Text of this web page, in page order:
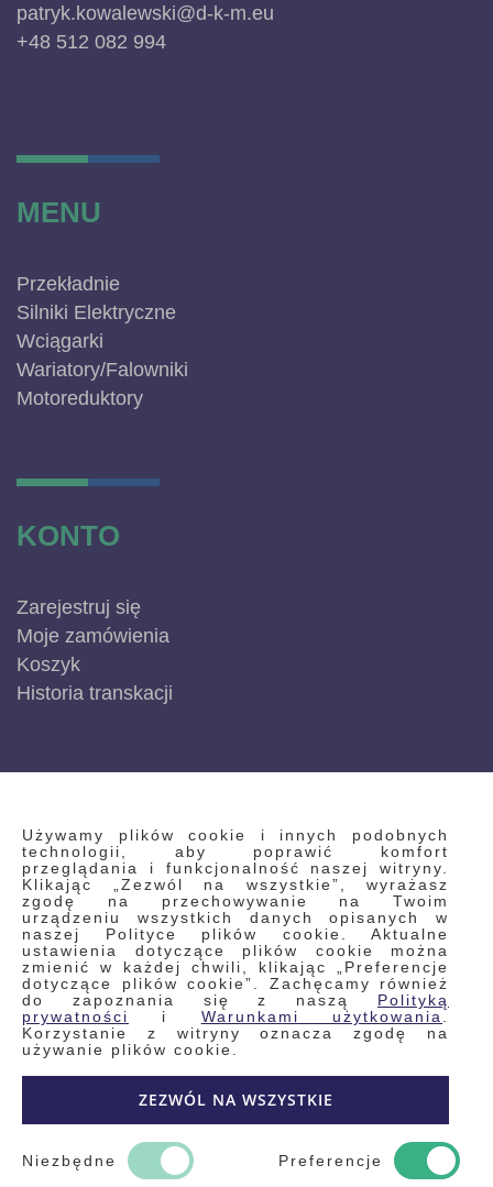
Używamy plików cookie i innych podobnych
technologii, aby poprawić komfort
przeglądania i funkcjonalność naszej witryny.
Klikając „Zezwól na wszystkie”, wyrażasz
zgodę na przechowywanie na Twoim
urządzeniu wszystkich danych opisanych w
naszej Polityce plików cookie. Aktualne
ustawienia dotyczące plików cookie można
zmienić w każdej chwili, klikając „Preferencje
dotyczące plików cookie”. Zachęcamy również
do zapoznania się z naszą Polityką
prywatności
i Warunkami użytkowania
Korzystanie z witryny oznacza zgodę na
używanie plików cookie.
ZEZWÓL NA WSZYSTKIE
Niezbędne Preferencje
patryk.kowalewski@d-k-m.eu
+48 512 082 994
MENU
Przekładnie
Silniki Elektryczne
Wciągarki
Wariatory/Falowniki
Motoreduktory
KONTO
Zarejestruj się
Moje zamówienia
Koszyk
Historia transkacji
INFORMACJE
Regulamin
Polityka prywatności i pliki cookie
Wyszukiwane frazy
Wyszukiwanie zaawansowane
Zamówienia
Skontaktuj się z nami
Odstąp od umowy
Kontakt